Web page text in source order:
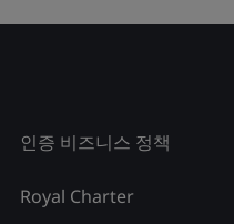
인증 비즈니스 정책
Royal Charter